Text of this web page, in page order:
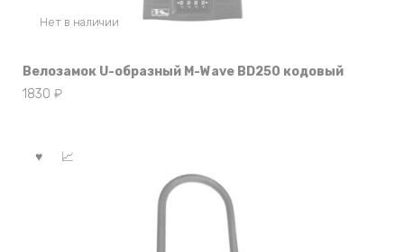
Нет в наличии
Велозамок U-образный M-Wave BD250 кодовый
1830 ₽